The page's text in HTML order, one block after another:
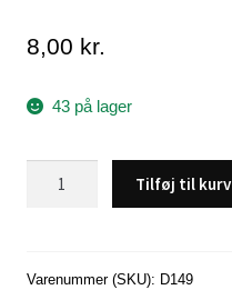
8,00 kr.
43 på lager
12
Tilføj til kurv
Varenummer (SKU): D149